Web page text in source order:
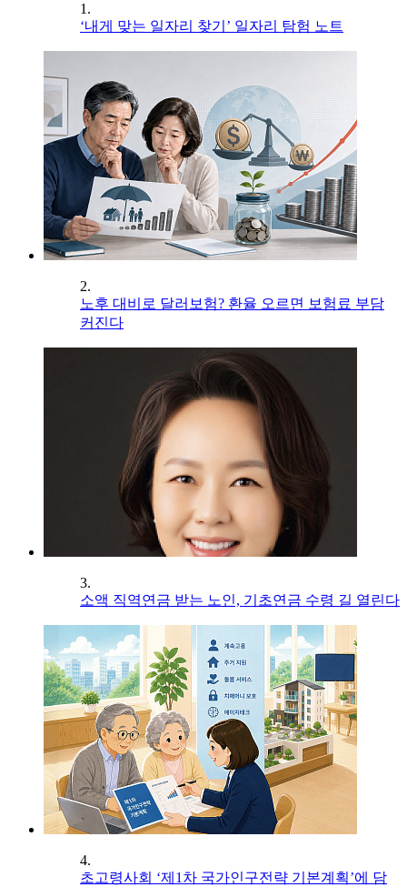
1.
‘내게 맞는 일자리 찾기’ 일자리 탐험 노트
2.
노후 대비로 달러보험? 환율 오르면 보험료 부담
커진다
3.
소액 직역연금 받는 노인, 기초연금 수령 길 열린다
4.
초고령사회 ‘제1차 국가인구전략 기본계획’에 담